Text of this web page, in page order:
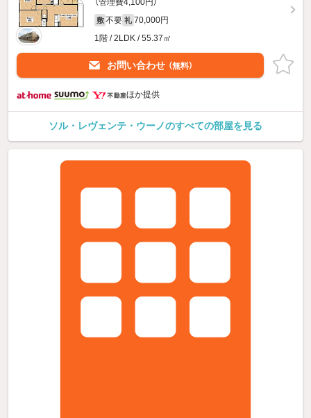
敷 不要 礼 70,000円
1階 / 2LDK / 55.37㎡
お問い合わせ （無料）
ほか提供
ソル・レヴェンテ・ウーノのすべての部屋を見る